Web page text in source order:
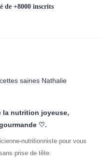
de +8000 inscrits
la nutrition joyeuse,
♡.
nutritionniste pour vous
prise de tête.